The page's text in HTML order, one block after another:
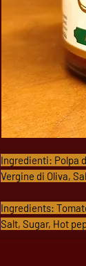
Ingredienti: Polpa
Vergine di Oliva,
Ingredients:
Salt, Sugar, Hot